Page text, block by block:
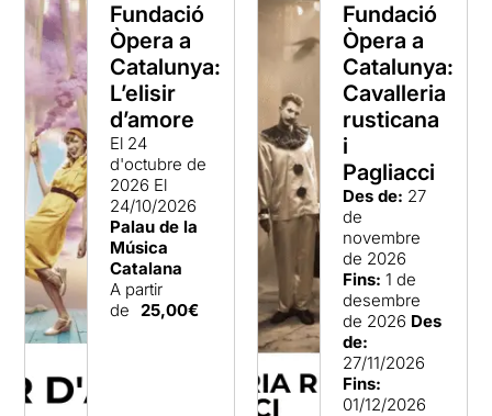
Fundació
Òpera a
Catalunya:
L’elisir
d’amore
El 24
d'octubre de
2026 El
24/10/2026
Palau de la
Música
Catalana
A partir
de 25,00€
Fundació
Òpera a
Catalunya:
Cavalleria
rusticana
i
Pagliacci
Des de: 27
de
novembre
de 2026
Fins: 1 de
desembre
de 2026 Des
de:
27/11/2026
Fins:
01/12/2026